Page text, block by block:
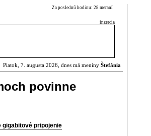
Za poslednú hodinu: 28 meraní
inzercia
Piatok, 7. augusta 2026, dnes má meniny Štefánia
povinne
gigabitové pripojenie